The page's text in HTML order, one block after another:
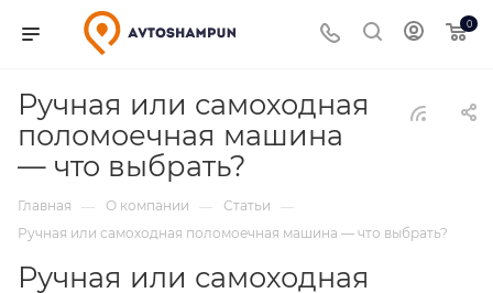
0
Ручная или самоходная
поломоечная машина
— что выбрать?
Главная — О компании — Статьи
—
Ручная или самоходная поломоечная машина — что выбрать?
Ручная или самоходная